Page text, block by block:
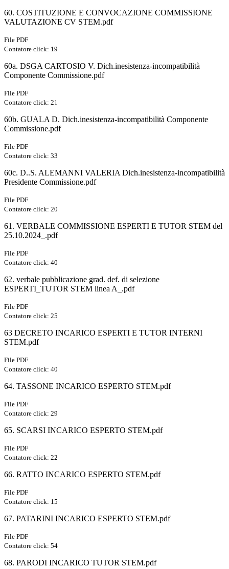
60. COSTITUZIONE E CONVOCAZIONE COMMISSIONE
VALUTAZIONE CV STEM.pdf
File PDF
Contatore click: 19
60a. DSGA CARTOSIO V. Dich.inesistenza-incompatibilità
Componente Commissione.pdf
File PDF
Contatore click: 21
60b. GUALA D. Dich.inesistenza-incompatibilità Componente
Commissione.pdf
File PDF
Contatore click: 33
60c. D..S. ALEMANNI VALERIA Dich.inesistenza-incompatibilità
Presidente Commissione.pdf
File PDF
Contatore click: 20
61. VERBALE COMMISSIONE ESPERTI E TUTOR STEM del
25.10.2024_.pdf
File PDF
Contatore click: 40
62. verbale pubblicazione grad. def. di selezione
ESPERTI_TUTOR STEM linea A_.pdf
File PDF
Contatore click: 25
63 DECRETO INCARICO ESPERTI E TUTOR INTERNI
STEM.pdf
File PDF
Contatore click: 40
64. TASSONE INCARICO ESPERTO STEM.pdf
File PDF
Contatore click: 29
65. SCARSI INCARICO ESPERTO STEM.pdf
File PDF
Contatore click: 22
66. RATTO INCARICO ESPERTO STEM.pdf
File PDF
Contatore click: 15
67. PATARINI INCARICO ESPERTO STEM.pdf
File PDF
Contatore click: 54
68. PARODI INCARICO TUTOR STEM.pdf